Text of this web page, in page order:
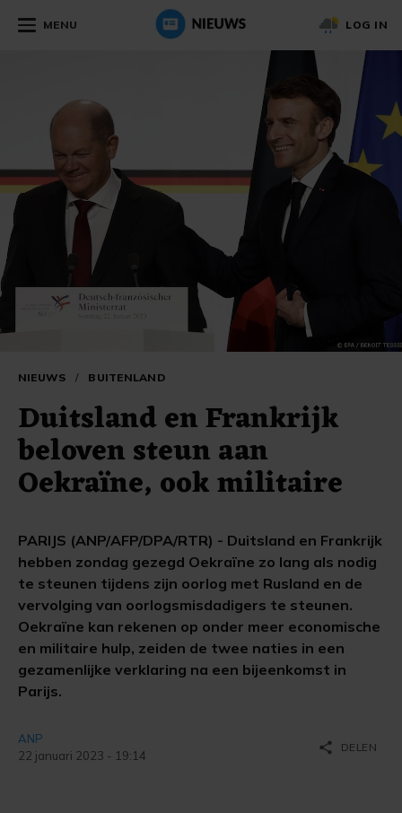
MENU LOG IN
NIEUWS / BUITENLAND
Duitsland en Frankrijk
beloven steun aan
Oekraïne, ook militaire
PARIJS (ANP/AFP/DPA/RTR) - Duitsland en Frankrijk
hebben zondag gezegd Oekraïne zo lang als nodig
te steunen tijdens zijn oorlog met Rusland en de
vervolging van oorlogsmisdadigers te steunen.
Oekraïne kan rekenen op onder meer economische
en militaire hulp, zeiden de twee naties in een
gezamenlijke verklaring na een bijeenkomst in
Parijs.
ANP
22 januari 2023 - 19:14
share DELEN